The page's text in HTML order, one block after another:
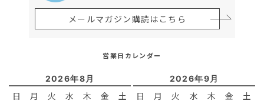
メールマガジン購読はこちら
営業日カレンダー
2026年8月
日 月 火 水 木 金 土
2026年9月
日 月 火 水 木 金 土